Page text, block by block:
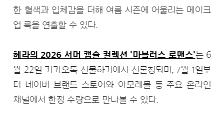
한 혈색과 입체감을 더해 여름 시즌에 어울리는 메이크
업 룩을 연출할 수 있다.
헤라의 2026 서머 캡슐 컬렉션 '마블러스 로맨스'는 6
월 22일 카카오톡 선물하기에서 선론칭되며, 7월 1일부
터 네이버 브랜드 스토어와 아모레몰 등 주요 온라인
채널에서 한정 수량으로 만나볼 수 있다.